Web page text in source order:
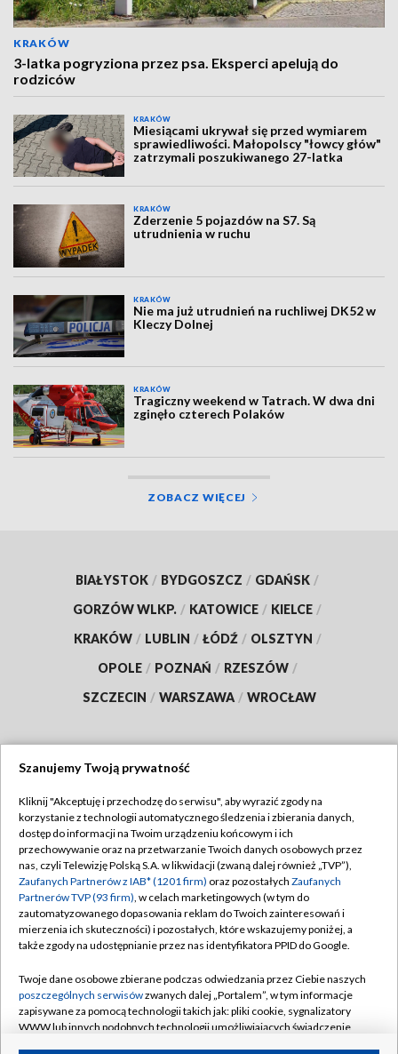
KRAKÓW
3-latka pogryziona przez psa. Eksperci apelują do
rodziców
KRAKÓW
Miesiącami ukrywał się przed wymiarem
sprawiedliwości. Małopolscy "łowcy głów"
zatrzymali poszukiwanego 27-latka
KRAKÓW
Zderzenie 5 pojazdów na S7. Są
utrudnienia w ruchu
KRAKÓW
Nie ma już utrudnień na ruchliwej DK52 w
Kleczy Dolnej
KRAKÓW
Tragiczny weekend w Tatrach. W dwa dni
zginęło czterech Polaków
ZOBACZ WIĘCEJ
BIAŁYSTOK / BYDGOSZCZ / GDAŃSK /
GORZÓW WLKP. / KATOWICE / KIELCE /
KRAKÓW / LUBLIN / ŁÓDŹ / OLSZTYN /
OPOLE / POZNAŃ / RZESZÓW /
SZCZECIN / WARSZAWA / WROCŁAW
TVP
Abonament TVP
Emisja w TVP
Centrum informacji TVP
Naziemna Telewizja Cyfrowa
Rada Programowa
System NOS
Informacje o nadawcy
Regulamin TVP
Polityka prywatności
Moje zgody
Pomoc
Kontakt
Szanujemy Twoją prywatność
Kliknij "Akceptuję i przechodzę do serwisu", aby wyrazić zgody na
korzystanie z technologii automatycznego śledzenia i zbierania danych,
dostęp do informacji na Twoim urządzeniu końcowym i ich
przechowywanie oraz na przetwarzanie Twoich danych osobowych przez
nas, czyli Telewizję Polską S.A. w likwidacji (zwaną dalej również „TVP”),
Zaufanych Partnerów z IAB* (1201 firm) oraz pozostałych Zaufanych
Partnerów TVP (93 firm), w celach marketingowych (w tym do
zautomatyzowanego dopasowania reklam do Twoich zainteresowań i
mierzenia ich skuteczności) i pozostałych, które wskazujemy poniżej, a
także zgody na udostępnianie przez nas identyfikatora PPID do Google.
Twoje dane osobowe zbierane podczas odwiedzania przez Ciebie naszych
poszczególnych serwisówzwanych dalej „Portalem”, w tym informacje
zapisywane za pomocą technologii takich jak: pliki cookie, sygnalizatory
WWW lub innych podobnych technologii umożliwiających świadczenie